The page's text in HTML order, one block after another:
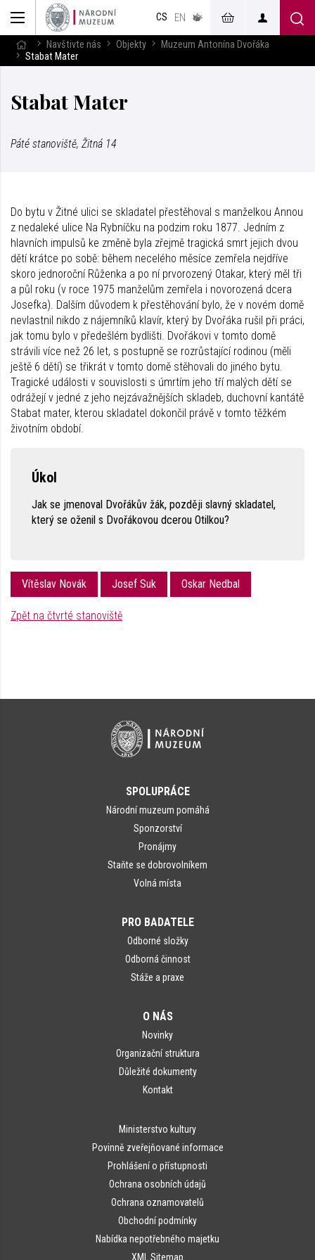
CS EN
v českém
jazyce
Navštivte nás Objekty
Muzeum Antonína Dvořáka
Stabat Mater
Stabat Mater
Páté stanoviště, Žitná 14
Do bytu v Žitné ulici se skladatel přestěhoval s manželkou Annou
z nedaleké ulice Na Rybníčku na podzim roku 1877. Jedním z
hlavních impulsů ke změně byla zřejmě tragická smrt jejich dvou
dětí krátce po sobě: během necelého měsíce zemřela nejdříve
skoro jednoroční Růženka a po ní prvorozený Otakar, který měl tři
a půl roku (v roce 1975 manželům zemřela i novorozená dcera
Josefka). Dalším důvodem k přestěhování bylo, že v novém domě
nevlastnil nikdo z nájemníků klavír, který by Dvořáka rušil při práci,
jak tomu bylo v předešlém bydlišti. Dvořákovi v tomto domě
strávili více než 26 let, s postupně se rozrůstající rodinou (měli
ještě 6 dětí) se třikrát v tomto domě stěhovali do jiného bytu.
Tragické události v souvislosti s úmrtím jeho tří malých dětí se
odrážejí v jedné z jeho nejzávažnějších skladeb, duchovní kantátě
Stabat mater, kterou skladatel dokončil právě v tomto těžkém
životním období.
Úkol
Jak se jmenoval Dvořákův žák, později slavný skladatel,
který se oženil s Dvořákovou dcerou Otilkou?
Vítěslav Novák Josef Suk Oskar Nedbal
Zpět na čtvrté stanoviště
SPOLUPRÁCE
Národní muzeum pomáhá
Sponzorství
Pronájmy
Staňte se dobrovolníkem
Volná místa
PRO BADATELE
Odborné složky
Odborná činnost
Stáže a praxe
O NÁS
Novinky
Organizační struktura
Důležité dokumenty
Kontakt
Ministerstvo kultury
Povinně zveřejňované informace
Prohlášení o přístupnosti
Ochrana osobních údajů
Ochrana oznamovatelů
Obchodní podmínky
Nabídka nepotřebného majetku
XML Sitemap